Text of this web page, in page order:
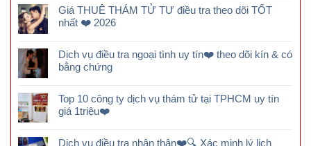
Giá THUÊ THÁM TỬ TƯ điều tra theo dõi TỐT
nhất ❤️ 2026
Dịch vụ điều tra ngoại tình uy tín❤️ theo dõi kín & có
bằng chứng
Top 10 công ty dịch vụ thám tử tại TPHCM uy tín
giá 1triệu❤️
Dịch vụ điều tra nhân thân❤️🔍 Xác minh lý lịch